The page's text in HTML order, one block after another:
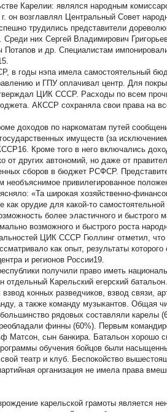
Карелии: являлся народным
он возглавлял Центральный Совет
трудились представители
них Сергей Владимирович
и др. Специалистам
в годы нэпа имела самостоятельный
и ГПУ оплачивал центр. Для
ЦИК СССР. Расходы по всем
АКССР сохраняла свои права на
доходов по наркоматам путей
имуществ (за
Кроме того в него включались
от других автономий, но даже от
сборов в бюджет РСФСР.
необъяснимое привилегированное
«Та широкая хозяйственно-
орудие для какой-то
более эластичного и быстрого
возможного и быстрого роста
ЦИК СССР Гюллинг отметил,
как опыт, результаты которого
и регионов России19.
получили право иметь
Карельский егерский
конных разведчиков, взвод связи,
а также команду музыкантов. Общая
рядовых составляли карелы
финны (60%). Первым
Матсон, сын банкира. Батальон хорошо
обучения бойцов были
театр и клуб. Беспокойство
организация не имела права
карельской грамоты является